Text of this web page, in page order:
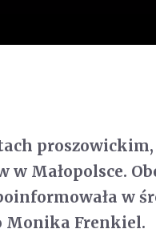
Małopolsce.
w
Monika Frenkiel.